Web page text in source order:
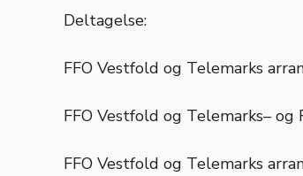
Deltagelse:
FFO Vestfold og Telemarks
FFO Vestfold og Telemarks– og
FFO Vestfold og Telemarks